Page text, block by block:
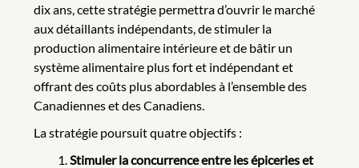
dix ans, cette stratégie permettra d’ouvrir le marché
aux détaillants indépendants, de stimuler la
production alimentaire intérieure et de bâtir un
système alimentaire plus fort et indépendant et
offrant des coûts plus abordables à l’ensemble des
Canadiennes et des Canadiens.
La stratégie poursuit quatre objectifs :
Stimuler la concurrence entre les épiceries et